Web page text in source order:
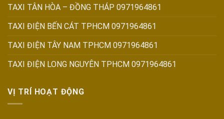
TAXI TÂN HÒA – ĐỒNG THÁP 0971964861
TAXI ĐIỆN BẾN CÁT TPHCM 0971964861
TAXI ĐIỆN TÂY NAM TPHCM 0971964861
TAXI ĐIỆN LONG NGUYÊN TPHCM 0971964861
VỊ TRÍ HOẠT ĐỘNG